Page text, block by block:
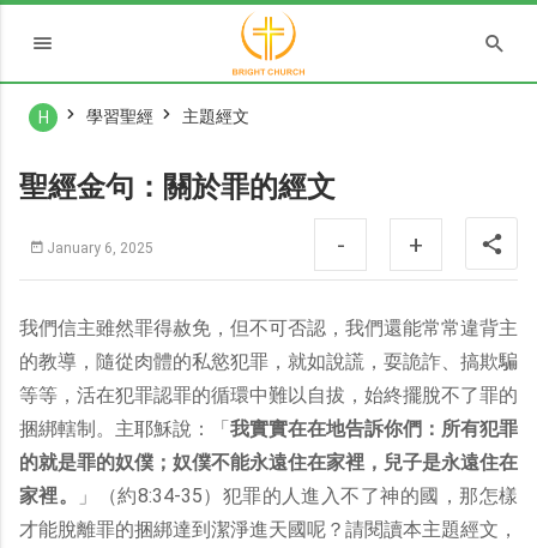
H 學習聖經 主題經文
聖經金句：關於罪的經文
January 6, 2025 - +
我們信主雖然罪得赦免，但不可否認，我們還能常常違背主
的教導，隨從肉體的私慾犯罪，就如說謊，耍詭詐、搞欺騙
等等，活在犯罪認罪的循環中難以自拔，始終擺脫不了罪的
捆綁轄制。主耶穌說：「我實實在在地告訴你們：所有犯罪
的就是罪的奴僕；奴僕不能永遠住在家裡，兒子是永遠住在
家裡。
」（約8:34-35）犯罪的人進入不了神的國，那怎樣
才能脫離罪的捆綁達到潔淨進天國呢？請閱讀本主題經文，